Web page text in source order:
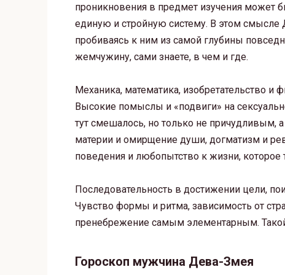
проникновения в предмет изучения может
единую и стройную систему. В этом смысле
пробиваясь к ним из самой глубины
жемчужину, сами знаете, в чем и где.
Механика, математика, изобретательство и
Высокие помыслы и «подвиги» на
тут смешалось, но только не причудливым,
материи и омирщение души, догматизм и
поведения и любопытство к жизни, которое
Последовательность в достижении цели,
Чувство формы и ритма, зависимость от
пренебрежение самым элементарным.
Гороскоп мужчина Дева-Змея